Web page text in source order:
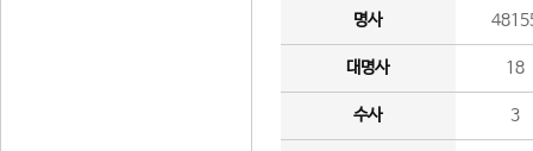
명사
대명사 18
수사 3